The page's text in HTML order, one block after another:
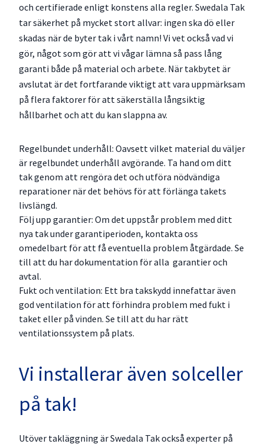
och certifierade enligt konstens alla regler. Swedala Tak
tar säkerhet på mycket stort allvar: ingen ska dö eller
skadas när de byter tak i vårt namn! Vi vet också vad vi
gör, något som gör att vi vågar lämna så pass lång
garanti både på material och arbete. När takbytet är
avslutat är det fortfarande viktigt att vara uppmärksam
på flera faktorer för att säkerställa långsiktig
hållbarhet och att du kan slappna av.
Regelbundet underhåll: Oavsett vilket material du väljer
är regelbundet underhåll avgörande. Ta hand om ditt
tak genom att rengöra det och utföra nödvändiga
reparationer när det behövs för att förlänga takets
livslängd.
Följ upp garantier: Om det uppstår problem med ditt
nya tak under garantiperioden, kontakta oss
omedelbart för att få eventuella problem åtgärdade. Se
till att du har dokumentation för alla garantier och
avtal.
Fukt och ventilation: Ett bra takskydd innefattar även
god ventilation för att förhindra problem med fukt i
taket eller på vinden. Se till att du har rätt
ventilationssystem på plats.
Vi installerar även solceller
på tak!
Utöver takläggning är Swedala Tak också experter på